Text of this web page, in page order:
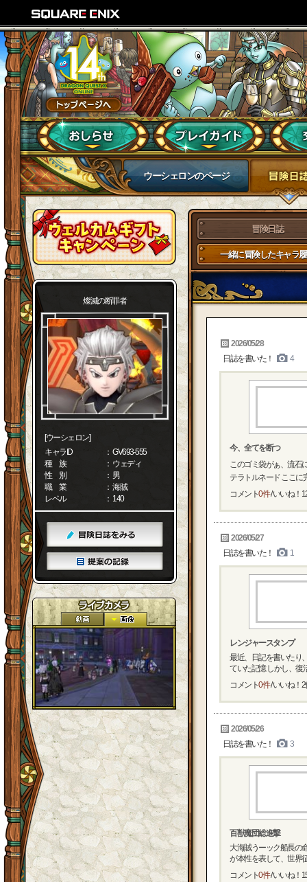
ウーシェロンのページ
燦滅の断罪者
[ウーシェロン]
キャラID
： GV693-555
種 族
： ウェディ
性 別
： 男
職 業
： 海賊
レベル
： 140
冒険日誌
一緒に冒険したキャラ
2026/05/28
日誌を書いた！
4
今、全てを断つ
このゴミ袋がぁ、流石
テラトルネード ここに
コメント0件/ いいね！
2026/05/27
日誌を書いた！
1
レンジャースタンプ
最近、日記を書いたり
ていた記憶 しかし、復
コメント0件/ いいね！ 2
2026/05/26
日誌を書いた！
3
百獣魔団総進撃
大海賊うーック船長の
が本性を表して、世界
コメント0件/ いいね！